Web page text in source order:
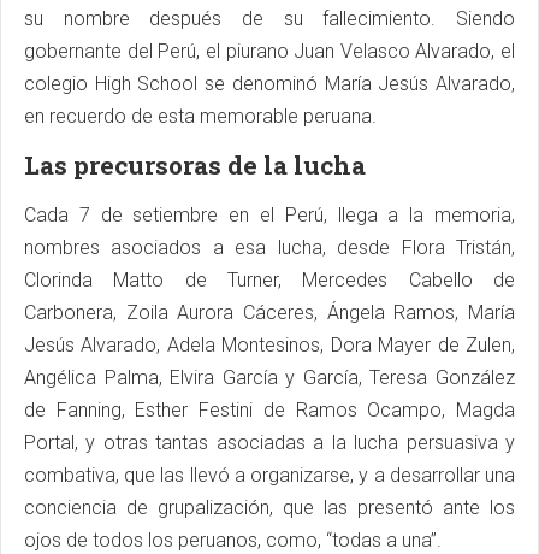
su nombre después de su fallecimiento. Siendo
gobernante del Perú, el piurano Juan Velasco Alvarado, el
colegio High School se denominó María Jesús Alvarado,
en recuerdo de esta memorable peruana.
Las precursoras de la lucha
Cada 7 de setiembre en el Perú, llega a la memoria,
nombres asociados a esa lucha, desde Flora Tristán,
Clorinda Matto de Turner, Mercedes Cabello de
Carbonera, Zoila Aurora Cáceres, Ángela Ramos, María
Jesús Alvarado, Adela Montesinos, Dora Mayer de Zulen,
Angélica Palma, Elvira García y García, Teresa González
de Fanning, Esther Festini de Ramos Ocampo, Magda
Portal, y otras tantas asociadas a la lucha persuasiva y
combativa, que las llevó a organizarse, y a desarrollar una
conciencia de grupalización, que las presentó ante los
ojos de todos los peruanos, como, “todas a una”.